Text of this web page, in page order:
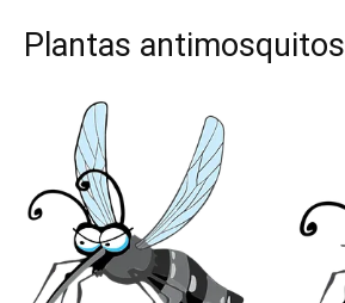
Plantas antimosquitos